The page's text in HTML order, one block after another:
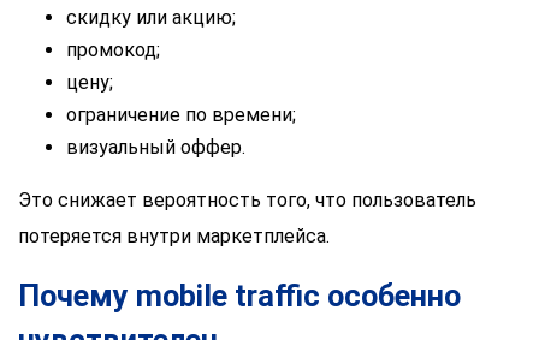
скидку или акцию;
промокод;
цену;
ограничение по времени;
визуальный оффер.
Это снижает вероятность того, что пользователь
потеряется внутри маркетплейса.
Почему mobile traffic особенно